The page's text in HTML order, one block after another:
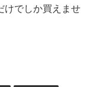
けでしか買えませ